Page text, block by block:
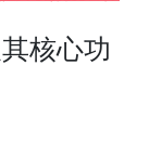
核心功